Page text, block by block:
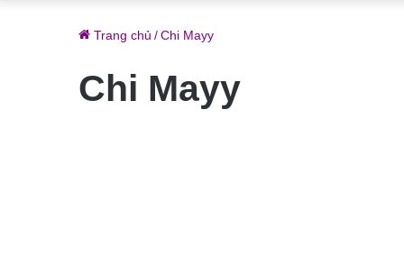
Trang chủ /Chi Mayy
Chi Mayy